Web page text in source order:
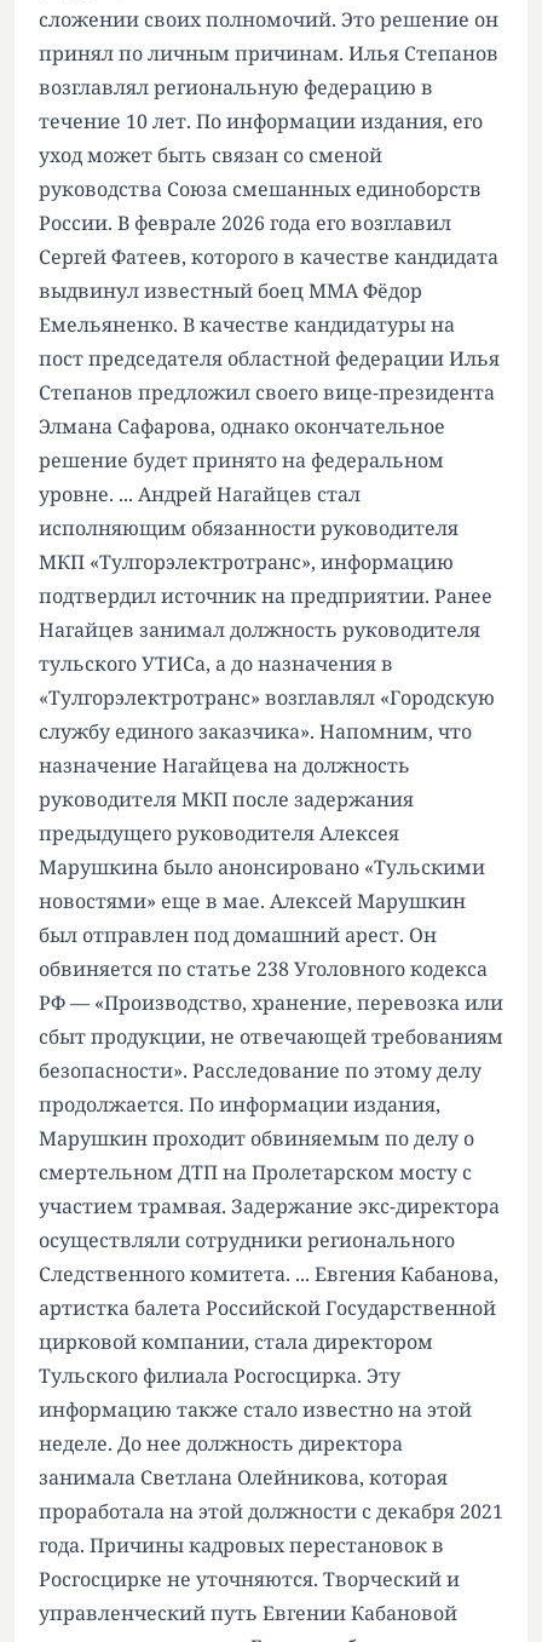
сложении своих полномочий. Это решение он
принял по личным причинам. Илья Степанов
возглавлял региональную федерацию в
течение 10 лет. По информации издания, его
уход может быть связан со сменой
руководства Союза смешанных единоборств
России. В феврале 2026 года его возглавил
Сергей Фатеев, которого в качестве кандидата
выдвинул известный боец ММА Фёдор
Емельяненко. В качестве кандидатуры на
пост председателя областной федерации Илья
Степанов предложил своего вице-президента
Элмана Сафарова, однако окончательное
решение будет принято на федеральном
уровне. ... Андрей Нагайцев стал
исполняющим обязанности руководителя
МКП «Тулгорэлектротранс», информацию
подтвердил источник на предприятии. Ранее
Нагайцев занимал должность руководителя
тульского УТИСа, а до назначения в
«Тулгорэлектротранс» возглавлял «Городскую
службу единого заказчика». Напомним, что
назначение Нагайцева на должность
руководителя МКП после задержания
предыдущего руководителя Алексея
Марушкина было анонсировано «Тульскими
новостями» еще в мае. Алексей Марушкин
был отправлен под домашний арест. Он
обвиняется по статье 238 Уголовного кодекса
РФ — «Производство, хранение, перевозка или
сбыт продукции, не отвечающей требованиям
безопасности». Расследование по этому делу
продолжается. По информации издания,
Марушкин проходит обвиняемым по делу о
смертельном ДТП на Пролетарском мосту с
участием трамвая. Задержание экс-директора
осуществляли сотрудники регионального
Следственного комитета. ... Евгения Кабанова,
артистка балета Российской Государственной
цирковой компании, стала директором
Тульского филиала Росгосцирка. Эту
информацию также стало известно на этой
неделе. До нее должность директора
занимала Светлана Олейникова, которая
проработала на этой должности с декабря 2021
года. Причины кадровых перестановок в
Росгосцирке не уточняются. Творческий и
управленческий путь Евгении Кабановой